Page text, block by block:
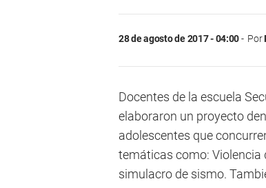
28 de agosto de 2017 - 04:00 Por
Docentes de la escuela
elaboraron un proyecto
adolescentes que
temáticas como: Violencia
simulacro de sismo.